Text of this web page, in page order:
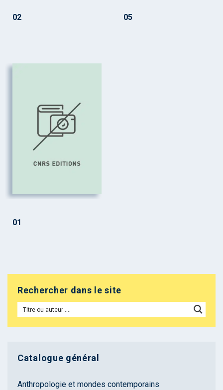
02 05
01
Rechercher dans le site
Catalogue général
Anthropologie et mondes contemporains